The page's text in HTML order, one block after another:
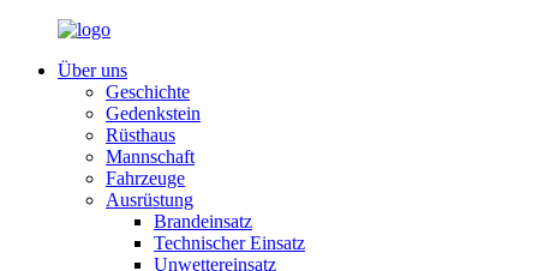
Über uns
Geschichte
Gedenkstein
Rüsthaus
Mannschaft
Fahrzeuge
Ausrüstung
Brandeinsatz
Technischer Einsatz
Unwettereinsatz